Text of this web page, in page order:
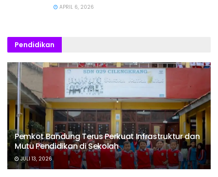
APRIL 6, 2026
Pendidikan
Pemkot Bandung Terus Perkuat Infrastruktur dan
Mutu Pendidikan di Sekolah
JULI 13, 2026